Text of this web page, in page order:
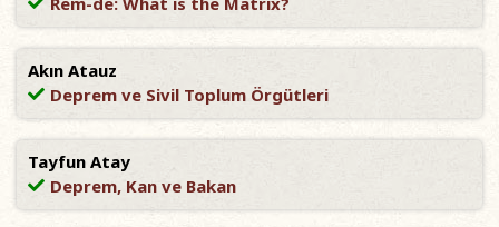
Akın Atauz
Deprem ve Sivil Toplum Örgütleri
Tayfun Atay
Deprem, Kan ve Bakan